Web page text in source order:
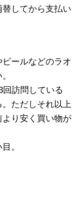
してから支払い
ールなどのラオ
訪問している
ただしそれ以上
り安く買い物が
。